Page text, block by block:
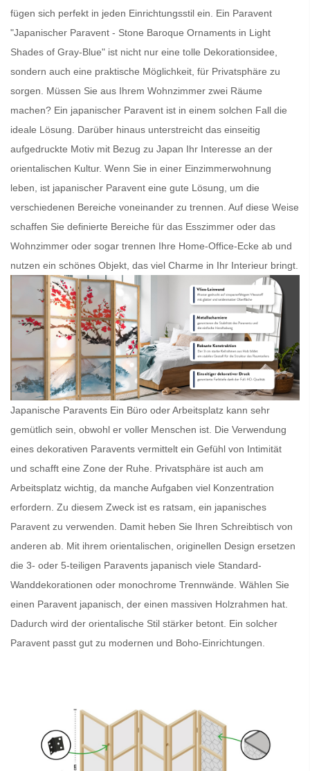
fügen sich perfekt in jeden Einrichtungsstil ein. Ein Paravent
"Japanischer Paravent - Stone Baroque Ornaments in Light
Shades of Gray-Blue" ist nicht nur eine tolle Dekorationsidee,
sondern auch eine praktische Möglichkeit, für Privatsphäre zu
sorgen. Müssen Sie aus Ihrem Wohnzimmer zwei Räume
machen? Ein japanischer Paravent ist in einem solchen Fall die
ideale Lösung. Darüber hinaus unterstreicht das einseitig
aufgedruckte Motiv mit Bezug zu Japan Ihr Interesse an der
orientalischen Kultur. Wenn Sie in einer Einzimmerwohnung
leben, ist japanischer Paravent eine gute Lösung, um die
verschiedenen Bereiche voneinander zu trennen. Auf diese Weise
schaffen Sie definierte Bereiche für das Esszimmer oder das
Wohnzimmer oder sogar trennen Ihre Home-Office-Ecke ab und
nutzen ein schönes Objekt, das viel Charme in Ihr Interieur bringt.
Japanische Paravents Ein Büro oder Arbeitsplatz kann sehr
gemütlich sein, obwohl er voller Menschen ist. Die Verwendung
eines dekorativen Paravents vermittelt ein Gefühl von Intimität
und schafft eine Zone der Ruhe. Privatsphäre ist auch am
Arbeitsplatz wichtig, da manche Aufgaben viel Konzentration
erfordern. Zu diesem Zweck ist es ratsam, ein japanisches
Paravent zu verwenden. Damit heben Sie Ihren Schreibtisch von
anderen ab. Mit ihrem orientalischen, originellen Design ersetzen
die 3- oder 5-teiligen Paravents japanisch viele Standard-
Wanddekorationen oder monochrome Trennwände. Wählen Sie
einen Paravent japanisch , der einen massiven Holzrahmen hat.
Dadurch wird der orientalische Stil stärker betont. Ein solcher
Paravent passt gut zu modernen und Boho-Einrichtungen.